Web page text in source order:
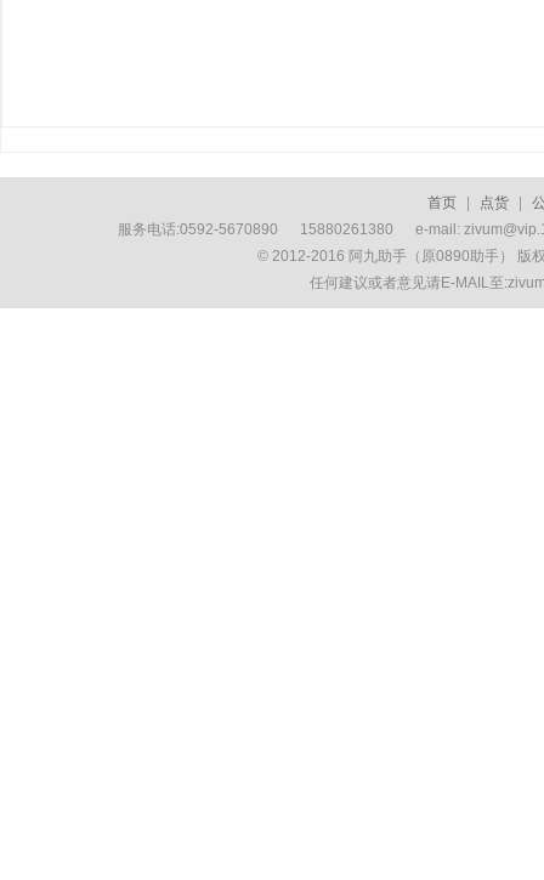
首页 点货
服务电话:0592-5670890 15880261380 e-mail:
© 2012-2016 阿九助手（原0890助手） 版
任何建议或者意见请E-MAIL至